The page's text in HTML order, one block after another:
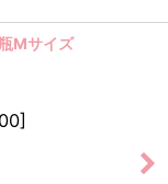
Mサイズ
]